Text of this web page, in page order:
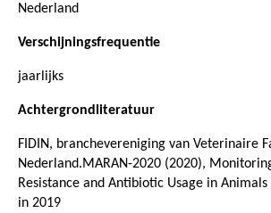
Nederland
Verschijningsfrequentie
jaarlijks
Achtergrondliteratuur
FIDIN, branchevereniging van Veterinaire
Nederland.MARAN-2020 (2020),
Resistance and Antibiotic Usage in
in 2019